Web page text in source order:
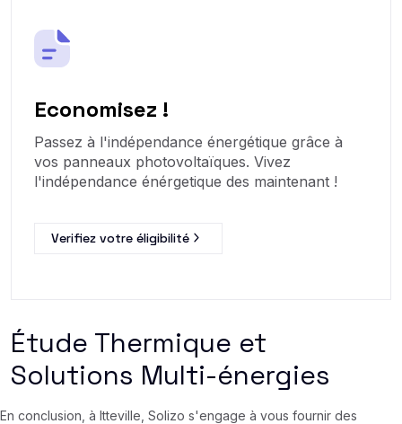
Economisez !
Passez à l'indépendance énergétique grâce à
vos panneaux photovoltaïques. Vivez
l'indépendance énérgetique des maintenant !
Verifiez votre éligibilité
Étude Thermique et
Solutions Multi-énergies
En conclusion, à Itteville, Solizo s'engage à vous fournir des